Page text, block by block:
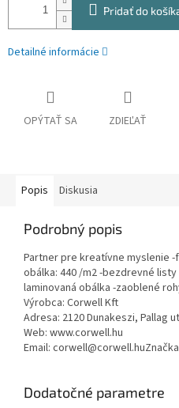
Pridať do
Detailné informácie
OPÝTAŤ SA ZDIEĽAŤ
Popis Diskusia
Podrobný popis
Partner pre kreatívne myslenie
obálka: 440 /m2 -bezdrevné
laminovaná obálka -zaoblené
Výrobca: Corwell Kft
Adresa: 2120 Dunakeszi, Pallag
Web: www.corwell.hu
Email: corwell@corwell.huZnačka:
Dodatočné parametre